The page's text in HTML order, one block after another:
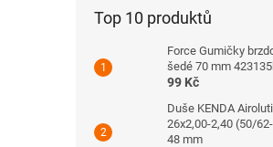
Top 10 produktů
Force Gumičky
šedé 70 mm
99 Kč
Duše KENDA
26x2,00-2,40 (50/
48 mm